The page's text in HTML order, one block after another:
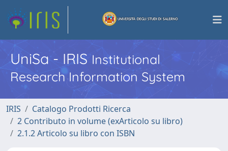
UniSa - IRISInstitutional
Research Information System
IRIS
Catalogo Prodotti Ricerca
2 Contributo in volume (exArticolo su libro)
2.1.2 Articolo su libro con ISBN